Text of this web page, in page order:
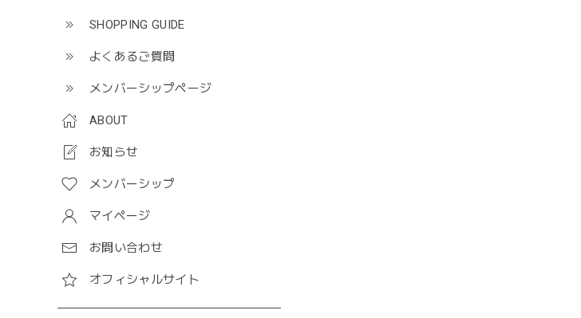
SHOPPING GUIDE
よくあるご質問
メンバーシップページ
ABOUT
お知らせ
メンバーシップ
マイページ
お問い合わせ
オフィシャルサイト